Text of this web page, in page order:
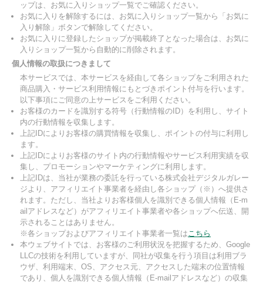
ップは、お気に入りショップ一覧でご確認ください。
お気に入りを解除するには、お気に入りショップ一覧から「お気に
入り解除」ボタンで解除してください。
お気に入りに登録したショップが掲載終了となった場合は、お気に
入りショップ一覧から自動的に削除されます。
個人情報の取扱につきまして
本サービスでは、本サービスを経由して各ショップをご利用された
商品購入・サービス利用情報にもとづきポイント付与を行います。
以下事項にご同意の上サービスをご利用ください。
お客様のカードを識別する符号（行動情報のID）を利用し、サイト
内の行動情報を収集します。
上記IDによりお客様の購買情報を収集し、ポイントの付与に利用し
ます。
上記IDによりお客様のサイト内の行動情報やサービス利用実績を収
集し、プロモーションやマーケティングに利用します。
上記IDは、当社が業務の委託を行っている株式会社デジタルガレー
ジより、アフィリエイト事業者を経由し各ショップ（※）へ提供さ
れます。ただし、当社よりお客様個人を識別できる個人情報（E-m
ailアドレスなど）がアフィリエイト事業者や各ショップへ伝送、開
示されることはありません。
※各ショップおよびアフィリエイト事業者一覧はこちら
本ウェブサイトでは、お客様のご利用状況を把握するため、Google
LLCの技術を利用していますが、同社が収集を行う項目は利用ブラ
ウザ、利用端末、OS、アクセス元、アクセスした端末の位置情報
であり、個人を識別できる個人情報（E-mailアドレスなど）の収集